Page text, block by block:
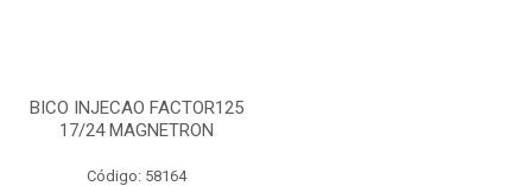
BICO INJECAO FACTOR125
17/24 MAGNETRON
Código: 58164